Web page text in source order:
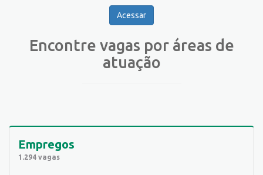
Acessar
Encontre vagas por áreas de
atuação
Empregos
1.294 vagas